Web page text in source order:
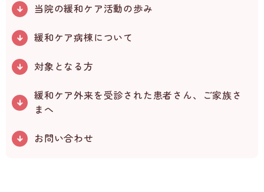
当院の緩和ケア活動の歩み
緩和ケア病棟について
対象となる方
緩和ケア外来を受診された患者さん、ご家族さ
まへ
お問い合わせ